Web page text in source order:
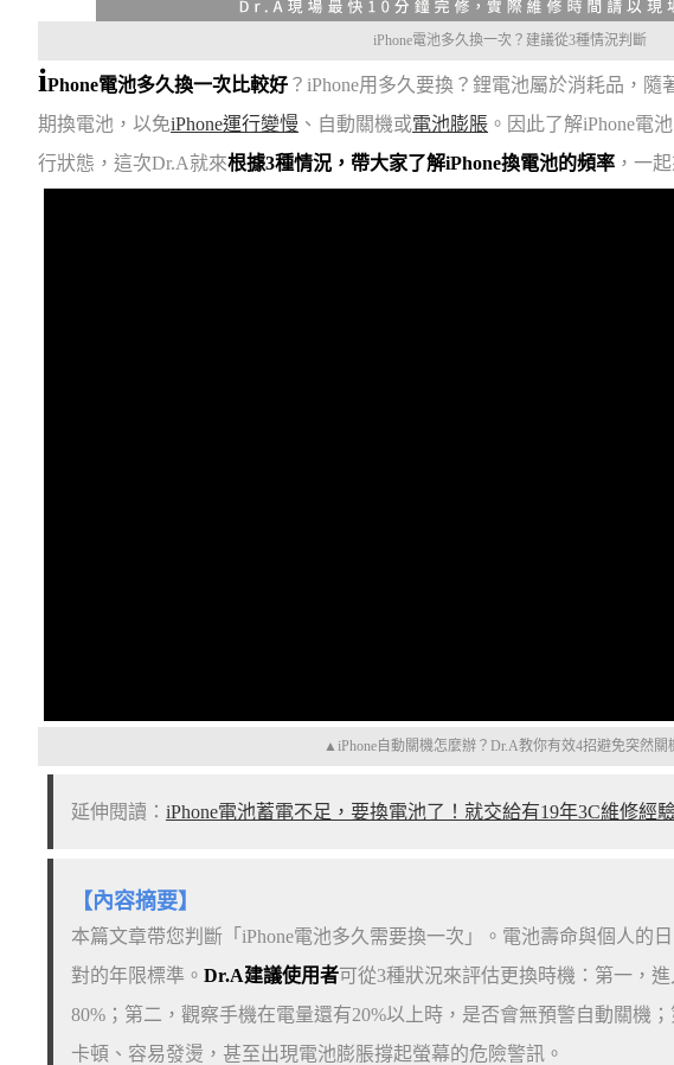
iPhone電池多久換一次？建議從3種情況判斷
iPhone電池多久換一次比較好 ？iPhone用多久要換？鋰電池屬於消耗品，
期換電池，以免iPhone運行變慢 、自動關機或電池膨脹 。因此了解iPhone電
行狀態，這次Dr.A就來根據3種情況，帶大家了解iPhone換電池的頻率 ，一
▲iPhone自動關機怎麼辦？Dr.A教你有效4招避免突然關
延伸閱讀： iPhone電池蓄電不足，要換電池了！就交給有19年3C維修經
【內容摘要】
本篇文章帶您判斷「iPhone電池多久需要換一次」。電池壽命與個人的
對的年限標準。 Dr.A建議使用者可從3種狀況來評估更換時機：第一，
80%；第二，觀察手機在電量還有20%以上時，是否會無預警自動關機
卡頓、容易發燙，甚至出現電池膨脹撐起螢幕的危險警訊。